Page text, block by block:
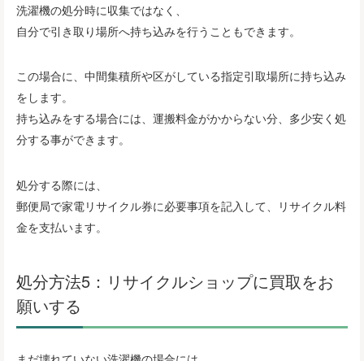
洗濯機の処分時に収集ではなく、
自分で引き取り場所へ持ち込みを行うこともできます。
この場合に、中間集積所や区がしている指定引取場所に持ち込み
をします。
持ち込みをする場合には、運搬料金がかからない分、多少安く処
分する事ができます。
処分する際には、
郵便局で家電リサイクル券に必要事項を記入して、リサイクル料
金を支払います。
処分方法5：リサイクルショップに買取をお
願いする